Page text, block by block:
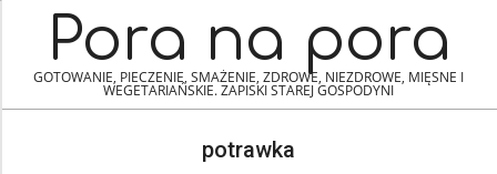
content
NavigationPora na pora
GOTOWANIE, PIECZENIE, SMAŻENIE, ZDROWE, NIEZDROWE, MIĘSNE I
WEGETARIAŃSKIE. ZAPISKI STAREJ GOSPODYNI
potrawka